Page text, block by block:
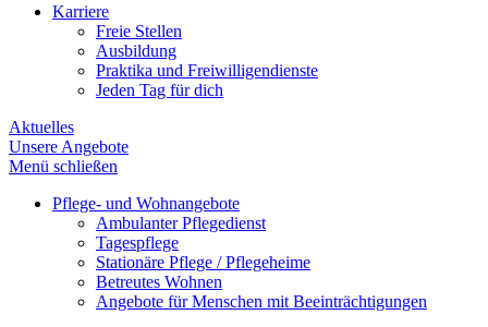
Karriere
Freie Stellen
Ausbildung
Praktika und Freiwilligendienste
Jeden Tag für dich
Aktuelles
Unsere Angebote
Menü schließen
Pflege- und Wohnangebote
Ambulanter Pflegedienst
Tagespflege
Stationäre Pflege / Pflegeheime
Betreutes Wohnen
Angebote für Menschen mit Beeinträchtigungen